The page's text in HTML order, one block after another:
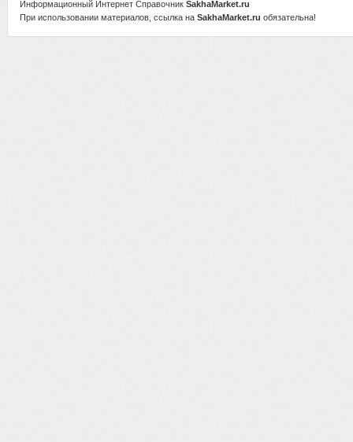
Информационный Интернет Справочник SakhaMarket.ru
При использовании материалов, ссылка на SakhaMarket.ru обязательна!